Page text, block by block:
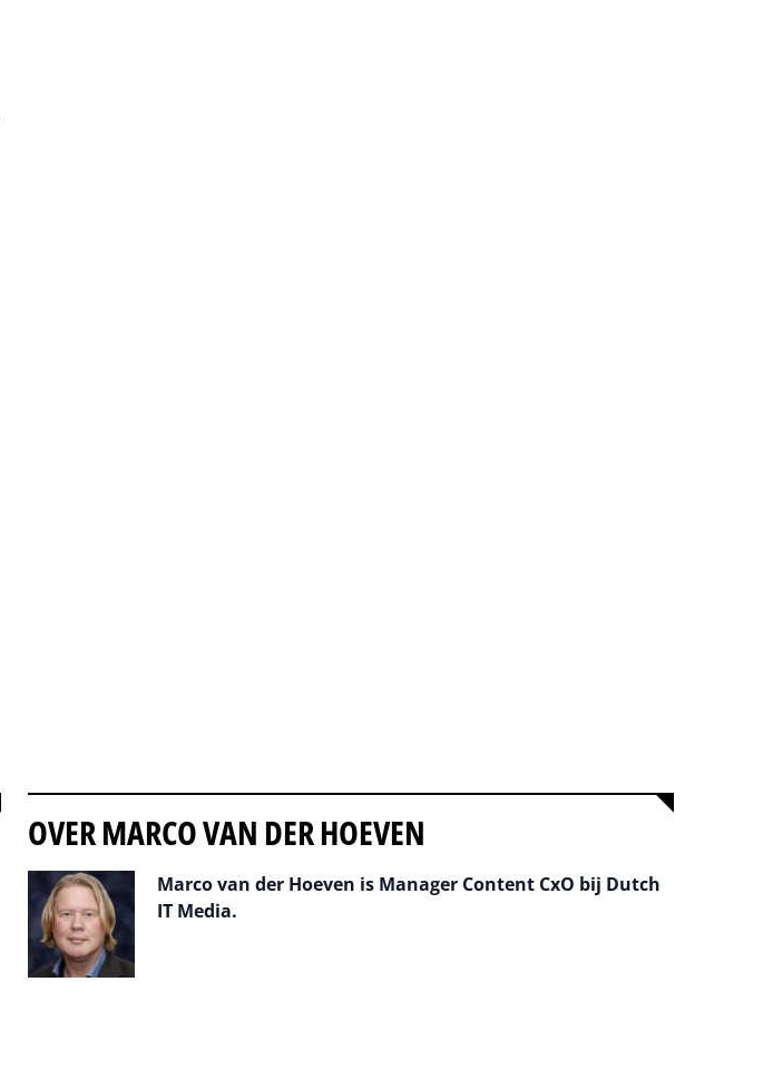
OVER MARCO VAN DER HOEVEN
Marco van der Hoeven is Manager Content CxO bij Dutch
IT Media.